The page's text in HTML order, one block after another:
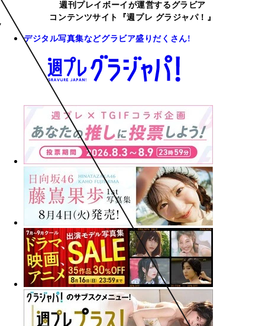
週刊プレイボーイが運営するグラビア
コンテンツサイト『週プレ グラジャパ！』
デジタル写真集などグラビア盛りだくさん!